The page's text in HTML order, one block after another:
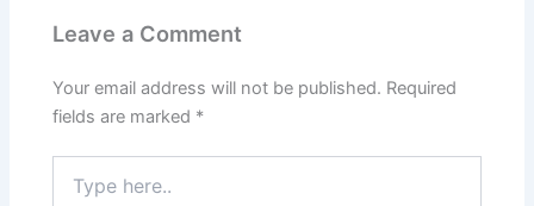
Leave a Comment
Your email address will not be published. Required
fields are marked *
here..